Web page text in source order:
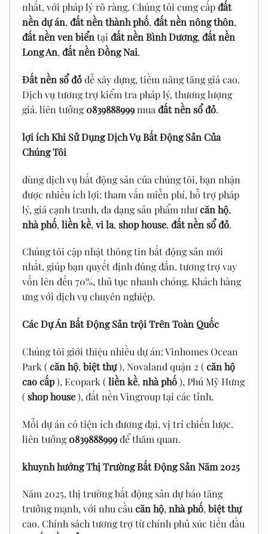
nhất, với pháp lý rõ ràng. Chúng tôi cung cấpđất
nền dự án, đất nền thành phố, đất nền nông thôn,
đất nền ven biển tại đất nền Bình Dương, đất nền
Long An, đất nền Đồng Nai.
Đất nền sổ đỏdễ xây dựng, tiềm năng tăng giá cao.
Dịch vụ tương trợ kiểm tra pháp lý, thương lượng
giá. liên tưởng0839888999mua đất nền sổ đỏ.
lợi ích Khi Sử Dụng Dịch Vụ Bất Động Sản Của
Chúng Tôi
dùng dịch vụ bất động sản của chúng tôi, bạn nhận
được nhiều ích lợi: tham vấn miễn phí, hỗ trợ pháp
lý, giá cạnh tranh, đa dạng sản phẩm nhưcăn hộ,
nhà phố, liền kề, vi la, shop house, đất nền sổ đỏ.
Chúng tôi cập nhật thông tin bất động sản mới
nhất, giúp bạn quyết định đúng đắn. tương trợ vay
vốn lên đến 70%, thủ tục nhanh chóng. Khách hàng
ưng với dịch vụ chuyên nghiệp.
Các Dự Án Bất Động Sản trội Trên Toàn Quốc
Chúng tôi giới thiệu nhiều dự án: Vinhomes Ocean
Park (căn hộ, biệt thự), Novaland quận 2 (căn hộ
cao cấp), Ecopark (liền kề, nhà phố), Phú Mỹ Hưng
( shop house), đất nền Vingroup tại các tỉnh.
Mỗi dự án có tiện ích đương đại, vị trí chiến lược.
liên tưởng0839888999để thăm quan.
khuynh hướng Thị Trường Bất Động Sản Năm 2025
Năm 2025, thị trường bất động sản dự báo tăng
trưởng mạnh, với nhu cầucăn hộ,nhà phố,biệt thự
cao. Chính sách tương trợ từ chính phủ xúc tiến đầu